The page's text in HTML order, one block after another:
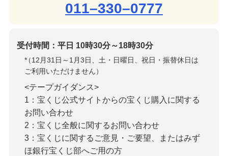
011–330–0777
受付時間：平日 10時30分～18時30分
*
（12月31日～1月3日、土・日曜日、祝日・振替休日は
ご利用いただけません）
<テープガイダンス>
1：宝くじ公式サイトからの宝くじ購入に関する
お問い合わせ
2：宝くじ全般に関するお問い合わせ
3：宝くじに関するご意見・ご要望、またはみず
ほ銀行宝くじ部へご用の方